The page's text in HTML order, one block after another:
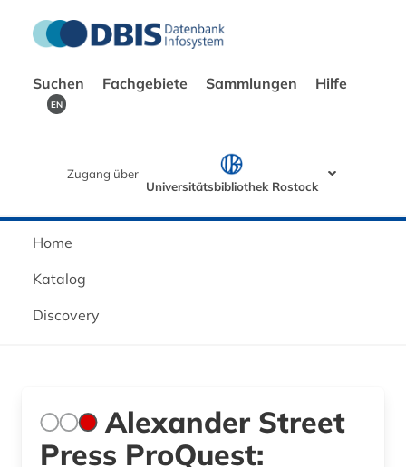
Suchen Fachgebiete Sammlungen Hilfe
EN
Zugang über
Universitätsbibliothek Rostock
Home
Katalog
Discovery
Alexander Street
Press ProQuest: